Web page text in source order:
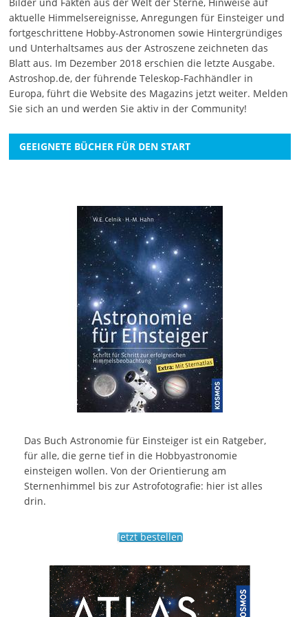
aktuelle Himmelsereignisse, Anregungen für Einsteiger und
fortgeschrittene Hobby-Astronomen sowie Hintergründiges
und Unterhaltsames aus der Astroszene zeichneten das
Blatt aus. Im Dezember 2018 erschien die letzte Ausgabe.
Astroshop.de, der führende Teleskop-Fachhändler in
Europa, führt die Website des Magazins jetzt weiter. Melden
Sie sich an und werden Sie aktiv in der Community!
GEEIGNETE BÜCHER FÜR DEN START
Das Buch Astronomie für Einsteiger ist ein Ratgeber,
für alle, die gerne tief in die Hobbyastronomie
einsteigen wollen. Von der Orientierung am
Sternenhimmel bis zur Astrofotografie: hier ist alles
drin.
Jetzt bestellen